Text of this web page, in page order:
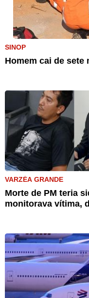
SINOP
Homem cai de sete
VARZÉA GRANDE
Morte de PM teria
monitorava vítima,